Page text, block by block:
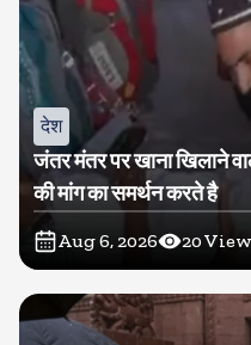
देश
जंतर मंतर पर खाना खिलाने
की मांग का समर्थन करते है
Aug 6, 2026 20